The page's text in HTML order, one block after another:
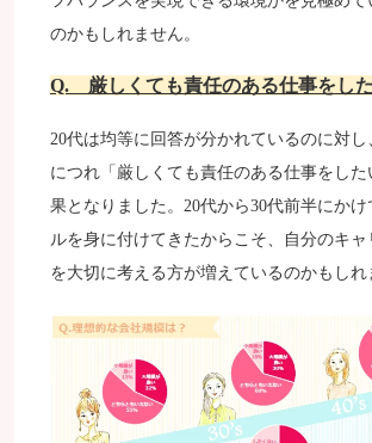
のかもしれません。
Q. 厳しくても責任のある仕事をし
20代は均等に回答が分かれているのに対し
につれ「厳しくても責任のある仕事をし
果となりました。20代から30代前半にか
ルを身に付けてきたからこそ、自分のキャ
を大切に考える方が増えているのかもしれ